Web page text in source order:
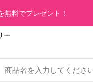
料でプレゼント！
ー